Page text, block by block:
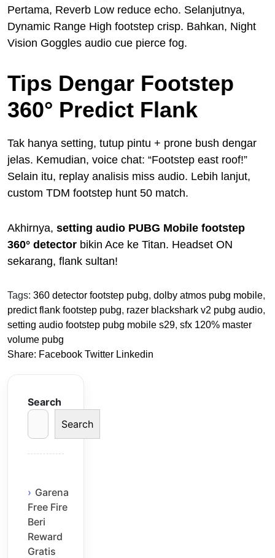
Pertama, Reverb Low reduce echo. Selanjutnya,
Dynamic Range High footstep crisp. Bahkan, Night
Vision Goggles audio cue pierce fog.
Tips Dengar Footstep
360° Predict Flank
Tak hanya setting, tutup pintu + prone bush dengar
jelas. Kemudian, voice chat: “Footstep east roof!”
Selain itu, replay analisis miss audio. Lebih lanjut,
custom TDM footstep hunt 50 match.
Akhirnya, setting audio PUBG Mobile footstep
360° detector bikin Ace ke Titan. Headset ON
sekarang, flank sultan!
Tags: 360 detector footstep pubg, dolby atmos pubg mobile,
predict flank footstep pubg, razer blackshark v2 pubg audio,
setting audio footstep pubg mobile s29, sfx 120% master
volume pubg
Share: Facebook Twitter Linkedin
Search
Search
Garena
Free Fire
Beri
Reward
Gratis